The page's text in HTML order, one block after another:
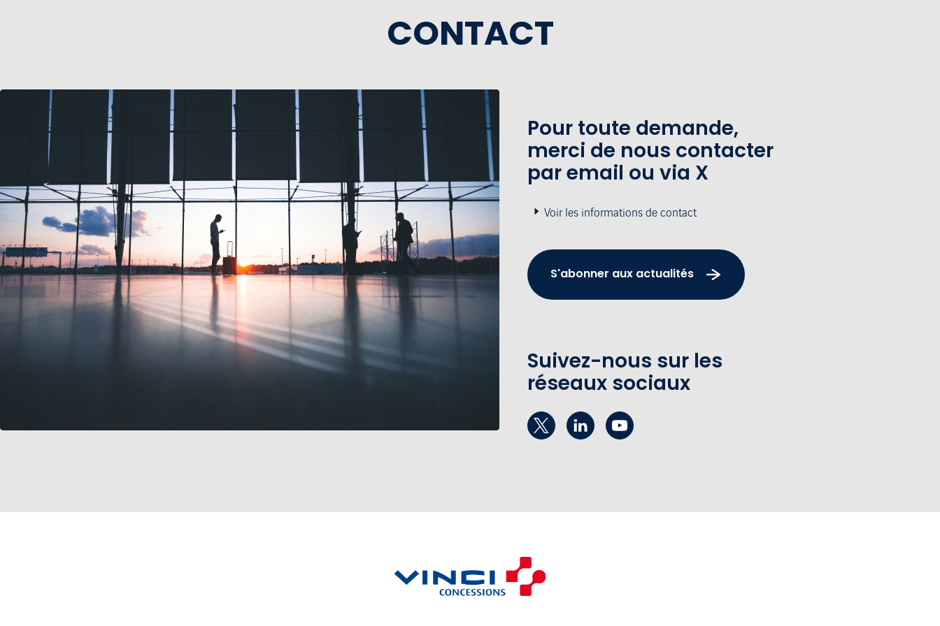
CONTACT
Pour toute demande,
merci de nous contacter
par email ou via X
Voir les informations de contact
S'abonner aux actualités
Suivez-nous sur les
réseaux sociaux